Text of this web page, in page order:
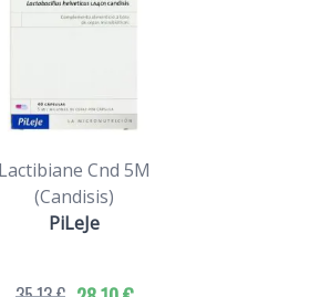
Lactibiane Cnd 5M
(Candisis)
PiLeJe